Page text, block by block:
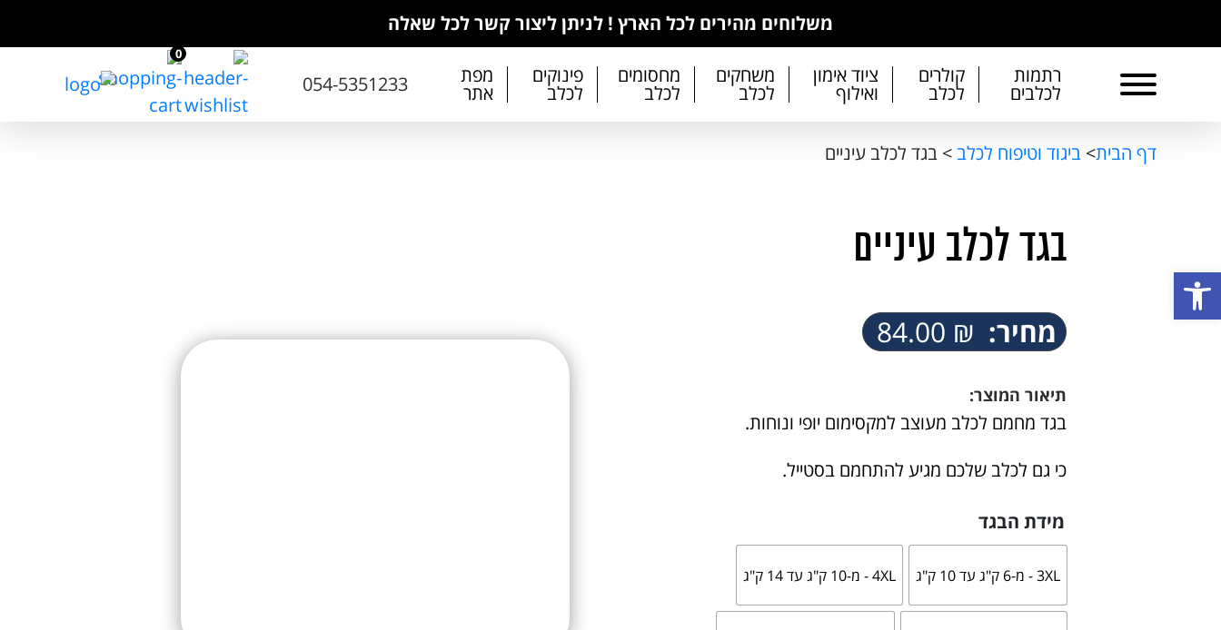
פתח סרגל נגישות
משלוחים מהירים לכל הארץ ! לניתן ליצור קשר לכל שאלה
רתמות
לכלבים
קולרים
לכלב
ציוד אימון
ואילוף
משחקים
לכלב
מחסומים
לכלב
פינוקים
לכלב
מפת
אתר 054-5351233
0
דף הבית> ביגוד וטיפוח לכלב > בגד לכלב עיניים
בגד לכלב עיניים
מחיר: 84.00 ₪
תיאור המוצר:
בגד מחמם לכלב מעוצב למקסימום יופי ונוחות.
כי גם לכלב שלכם מגיע להתחמם בסטייל.
מידת הבגד
3XL - מ-6 ק"ג עד 10 ק"ג 4XL - מ-10 ק"ג עד 14 ק"ג